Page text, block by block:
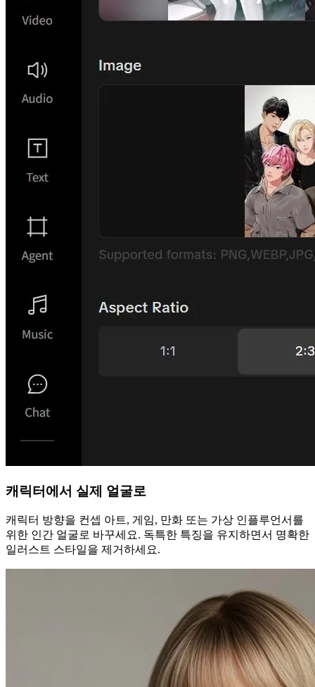
캐릭터에서 실제 얼굴로
캐릭터 방향을 컨셉 아트, 게임, 만화 또는 가상 인플루언서를
위한 인간 얼굴로 바꾸세요. 독특한 특징을 유지하면서 명확한
일러스트 스타일을 제거하세요.